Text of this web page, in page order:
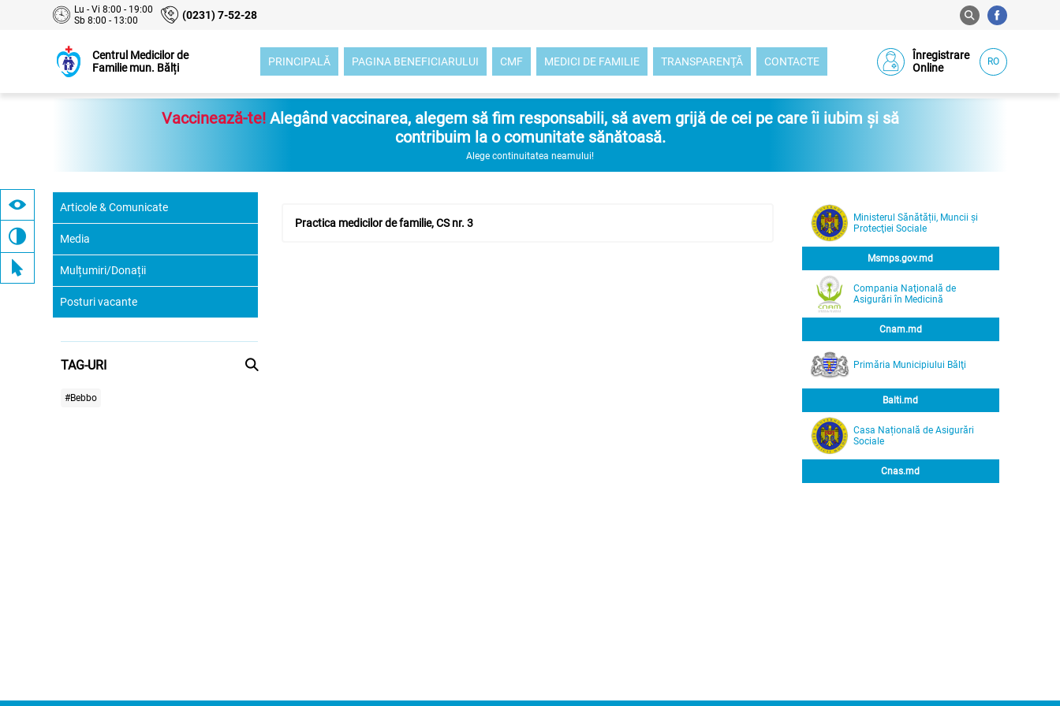
Lu - Vi 8:00 - 19:00
Sb 8:00 - 13:00
(0231) 7-52-28
Centrul Medicilor de
Familie mun. Bălți
PRINCIPALĂ PAGINA BENEFICIARULUI CMF MEDICI DE FAMILIE TRANSPARENŢĂ CONTACTE
Înregistrare
Online
RO
Vaccinează-te! Alegând vaccinarea, alegem să fim responsabili, să avem grijă de cei pe care îi iubim și să
contribuim la o comunitate sănătoasă.
Alege continuitatea neamului!
Articole & Comunicate
Media
Mulțumiri/Donații
Posturi vacante
TAG-URI
#Bebbo
Practica medicilor de familie, CS nr. 3
Ministerul Sănătății, Muncii și
Protecţiei Sociale
Msmps.gov.md
Compania Naţională de
Asigurări în Medicină
Cnam.md
Primăria Municipiului Bălţi
Balti.md
Casa Națională de Asigurări
Sociale
Cnas.md